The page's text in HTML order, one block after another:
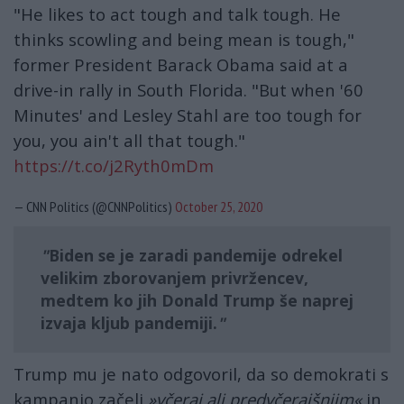
"He likes to act tough and talk tough. He
thinks scowling and being mean is tough,"
former President Barack Obama said at a
drive-in rally in South Florida. "But when '60
Minutes' and Lesley Stahl are too tough for
you, you ain't all that tough."
https://t.co/j2Ryth0mDm
— CNN Politics (@CNNPolitics) October 25, 2020
Biden se je zaradi pandemije odrekel
velikim zborovanjem privržencev,
medtem ko jih Donald Trump še naprej
izvaja kljub pandemiji.
Trump mu je nato odgovoril, da so demokrati s
kampanjo začeli »včeraj ali predvčerajšnjim«in